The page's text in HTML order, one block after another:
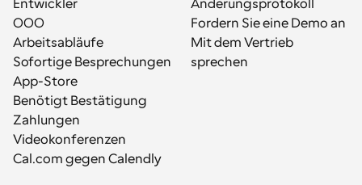
Entwickler
OOO
Arbeitsabläufe
Sofortige Besprechungen
App-Store
Benötigt Bestätigung
Zahlungen
Videokonferenzen
Cal.com gegen Calendly
Änderungsprotokoll
Fordern Sie eine Demo an
Mit dem Vertrieb
sprechen